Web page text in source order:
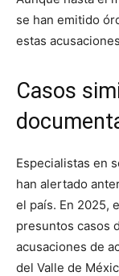
se han emitido
estas
Casos
Especialistas en
han alertado
el país. En 2025,
presuntos casos
acusaciones de
del Valle de